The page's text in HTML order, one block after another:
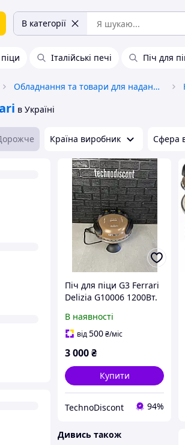
В категорії
Італійські печі Піч для
Обладнання та товари для надання послуг
в Україні
Країна виробник Сфера
Піч для піци G3 Ferrari
Delizia G10006 1200Вт.
В наявності
від500₴/міс
3 000₴
Купити
TechnoDiscont 94%
Дивись також